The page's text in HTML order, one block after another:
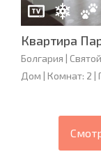
Квартира
Болгария |
Дом | Комнат: 2 |